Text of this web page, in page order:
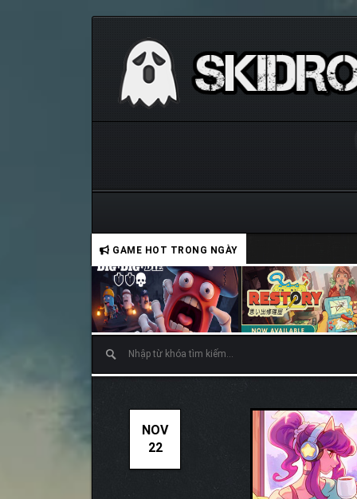
GAME HOT TRONG NGÀY
NOV
22